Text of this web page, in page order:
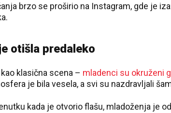
brzo se proširio na Instagram, gde je
otišla predaleko
klasična scena – mladenci su okruženi
je bila vesela, a svi su nazdravljali
kada je otvorio flašu, mladoženja je